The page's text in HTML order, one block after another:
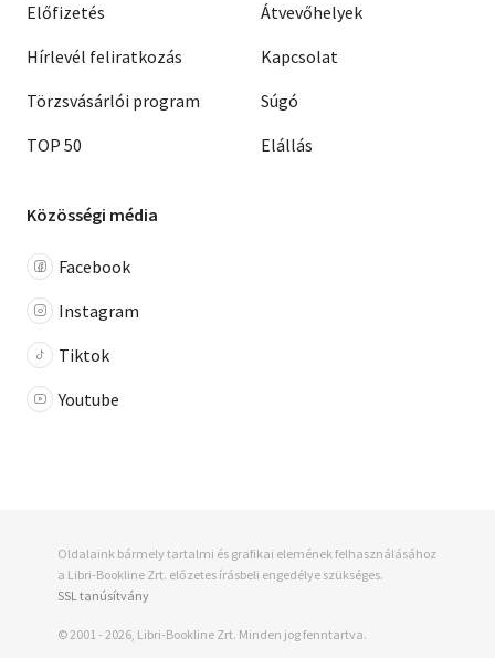
Előfizetés
Hírlevél feliratkozás
Törzsvásárlói program
TOP 50
Átvevőhelyek
Kapcsolat
Súgó
Elállás
Közösségi média
Facebook
Instagram
Tiktok
Youtube
Oldalaink bármely tartalmi és grafikai elemének felhasználásához
a Libri-Bookline Zrt. előzetes írásbeli engedélye szükséges.
SSL tanúsítvány
© 2001 - 2026, Libri-Bookline Zrt. Minden jog fenntartva.